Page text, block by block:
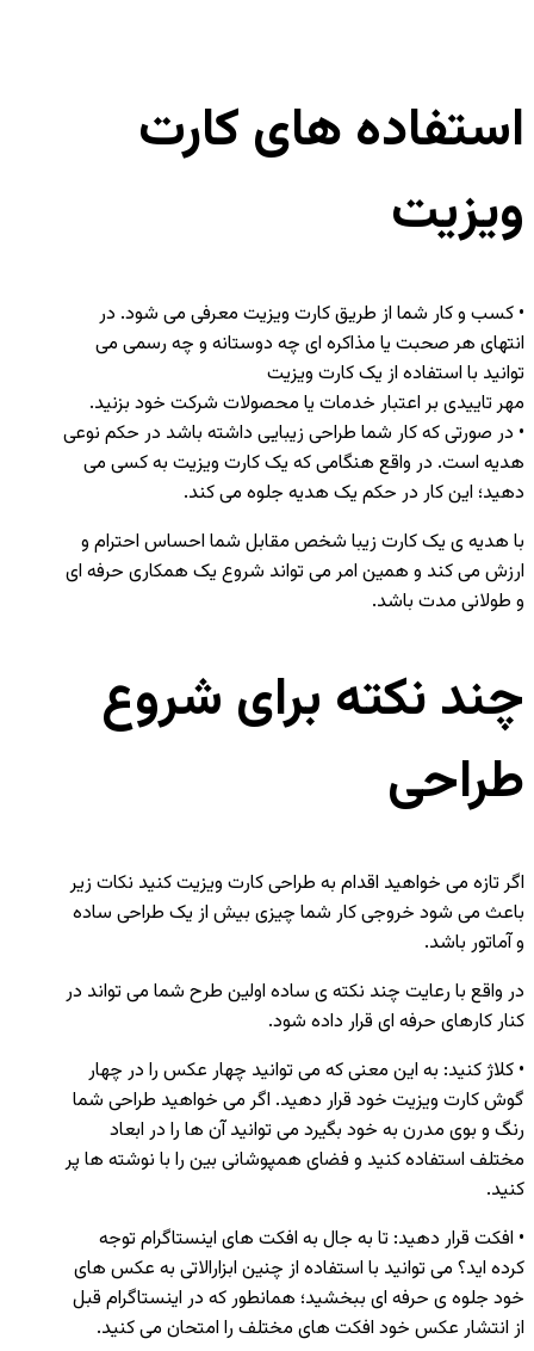
استفاده های کارت
ویزیت
• کسب و کار شما از طریق کارت ویزیت معرفی می شود. در
انتهای هر صحبت یا مذاکره ای چه دوستانه و چه رسمی می
توانید با استفاده از یک کارت ویزیت
مهر تاییدی بر اعتبار خدمات یا محصولات شرکت خود بزنید.
• در صورتی که کار شما طراحی زیبایی داشته باشد در حکم نوعی
هدیه است. در واقع هنگامی که یک کارت ویزیت به کسی می
دهید؛ این کار در حکم یک هدیه جلوه می کند.
با هدیه ی یک کارت زیبا شخص مقابل شما احساس احترام و
ارزش می کند و همین امر می تواند شروع یک همکاری حرفه ای
و طولانی مدت باشد.
چند نکته برای شروع
طراحی
اگر تازه می خواهید اقدام به طراحی کارت ویزیت کنید نکات زیر
باعث می شود خروجی کار شما چیزی بیش از یک طراحی ساده
و آماتور باشد.
در واقع با رعایت چند نکته ی ساده اولین طرح شما می تواند در
کنار کارهای حرفه ای قرار داده شود.
• کلاژ کنید: به این معنی که می توانید چهار عکس را در چهار
گوش کارت ویزیت خود قرار دهید. اگر می خواهید طراحی شما
رنگ و بوی مدرن به خود بگیرد می توانید آن ها را در ابعاد
مختلف استفاده کنید و فضای همپوشانی بین را با نوشته ها پر
کنید.
• افکت قرار دهید: تا به جال به افکت های اینستاگرام توجه
کرده اید؟ می توانید با استفاده از چنین ابزارالاتی به عکس های
خود جلوه ی حرفه ای ببخشید؛ همانطور که در اینستاگرام قبل
از انتشار عکس خود افکت های مختلف را امتحان می کنید.